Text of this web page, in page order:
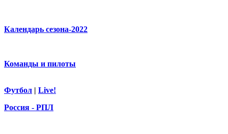
Календарь сезона-2022
Команды и пилоты
Футбол | Live!
Россия - РПЛ